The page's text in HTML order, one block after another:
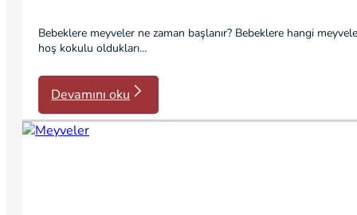
Bebeklere meyveler ne zaman başlanır? Bebeklere hangi
hoş kokulu oldukları…
Devamını oku